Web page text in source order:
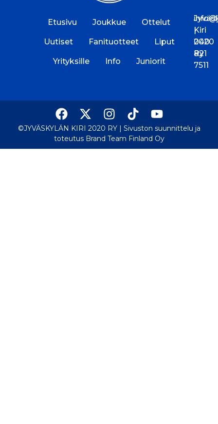
Etusivu Joukkue Ottelut
Uutiset Fanituotteet Liput
Yrityksille Info Juniorit
Kiri
2020
Ry
|
040
821
7511
©JYVÄSKYLÄN KIRI 2020 RY | Sivuston suunnittelu ja
toteutus Brand Team Finland Oy